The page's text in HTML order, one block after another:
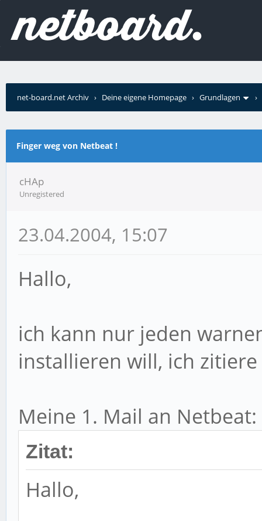
net-board.net Archiv › Deine eigene Homepage › Grundlagen ›
Finger weg von Netbeat !
cHAp
Unregistered
23.04.2004, 15:07
Hallo,
ich kann nur jeden
installieren will, ich zitiere
Meine 1. Mail an Netbeat:
Zitat:
Hallo,